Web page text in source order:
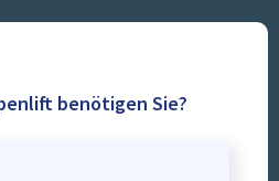
benötigen Sie?